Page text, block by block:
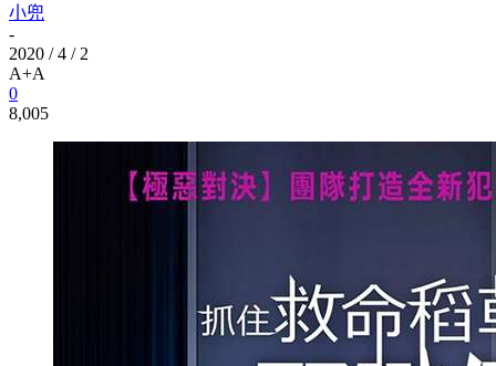
小兜
-
2020 / 4 / 2
A+A
0
8,005